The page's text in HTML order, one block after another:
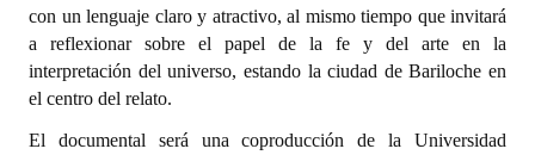
Actas de Audiencias Públicas
NORMATIVA
Comunicaciones
con un lenguaje claro y atractivo, al mismo tiempo que invitará
a reflexionar sobre el papel de la fe y del arte en la
interpretación del universo, estando la ciudad de Bariloche en
el centro del relato.
El documental será una coproducción de la Universidad